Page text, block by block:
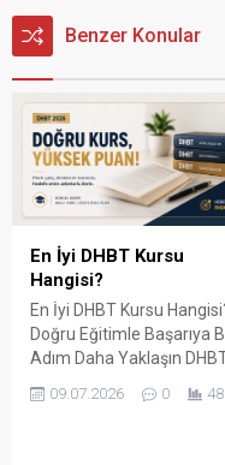
Benzer Konular
En İyi DHBT Kursu
Hangisi?
En İyi DHBT Kursu
Doğru Eğitimle Başarıya
Adım Daha Yaklaşın
(Din Hizmetleri Alan Bilgisi
Testi), Diyanet İşleri
09.07.2026 0 48